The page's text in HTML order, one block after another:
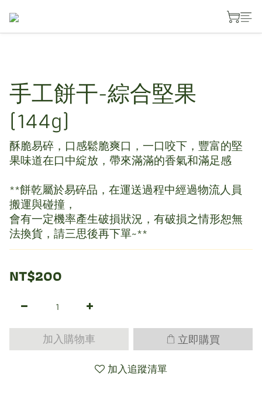
手工餅干-綜合堅果
(144g)
酥脆易碎，口感鬆脆爽口，一口咬下，豐富的堅
果味道在口中綻放，帶來滿滿的香氣和滿足感
**餅乾屬於易碎品，在運送過程中經過物流人員
搬運與碰撞，
會有一定機率產生破損狀況，有破損之情形恕無
法換貨，請三思後再下單~**
NT$200
加入購物車 立即購買
加入追蹤清單